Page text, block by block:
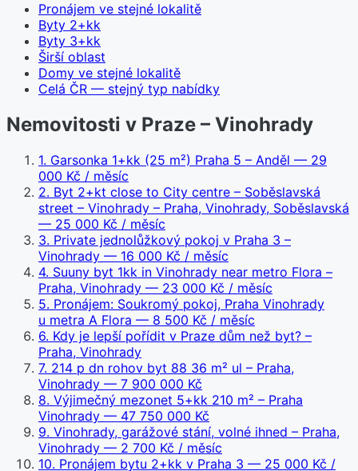
Pronájem ve stejné lokalitě
Byty 2+kk
Byty 3+kk
Širší oblast
Domy ve stejné lokalitě
Celá ČR — stejný typ nabídky
Nemovitosti v Praze – Vinohrady
1. Garsonka 1+kk (25 m²) Praha 5 – Anděl — 29
000 Kč / měsíc
2. Byt 2+kt close to City centre – Soběslavská
street – Vinohrady – Praha, Vinohrady, Soběslavská
— 25 000 Kč / měsíc
3. Private jednolůžkový pokoj v Praha 3 –
Vinohrady — 16 000 Kč / měsíc
4. Suuny byt 1kk in Vinohrady near metro Flora –
Praha, Vinohrady — 23 000 Kč / měsíc
5. Pronájem: Soukromý pokoj, Praha Vinohrady
u metra A Flora — 8 500 Kč / měsíc
6. Kdy je lepší pořídit v Praze dům než byt? –
Praha, Vinohrady
7. 214 p dn rohov byt 88 36 m² ul – Praha,
Vinohrady — 7 900 000 Kč
8. Výjimečný mezonet 5+kk 210 m² – Praha
Vinohrady — 47 750 000 Kč
9. Vinohrady, garážové stání, volné ihned – Praha,
Vinohrady — 2 700 Kč / měsíc
10. Pronájem bytu 2+kk v Praha 3 — 25 000 Kč /